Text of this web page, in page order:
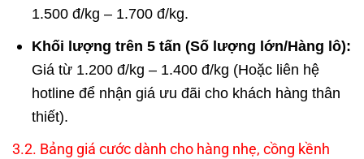
1.500 đ/kg – 1.700 đ/kg.
Khối lượng trên 5 tấn (Số lượng lớn/Hàng lô):
Giá từ 1.200 đ/kg – 1.400 đ/kg (Hoặc liên hệ
hotline để nhận giá ưu đãi cho khách hàng thân
thiết).
3.2. Bảng giá cước dành cho hàng nhẹ, cồng kềnh